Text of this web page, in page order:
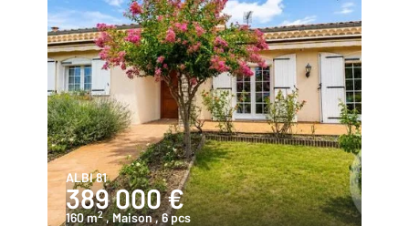
ALBI 81
389 000 €
160 m2 , Maison, 6 pcs